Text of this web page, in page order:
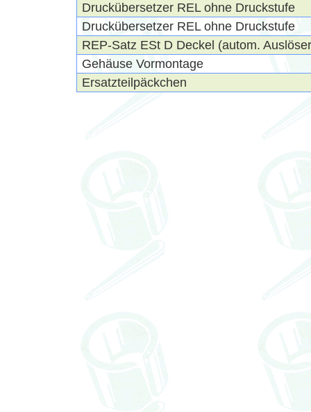
Druckübersetzer REL ohne Druckstufe
Druckübersetzer REL ohne Druckstufe
REP-Satz ESt D Deckel (autom.
Gehäuse Vormontage
Ersatzteilpäckchen